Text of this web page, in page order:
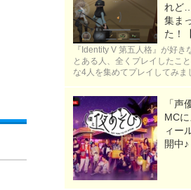
れど
集ま
た！
『Identity V 第五人格』が好き
とある人、全くプレイしたこ
な4人を集めてプレイしてみま
「声
MC
ィー
開中♪